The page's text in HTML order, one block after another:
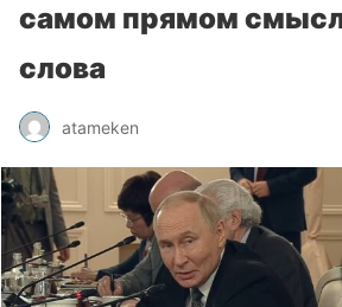
самом прямом
слова
atameken